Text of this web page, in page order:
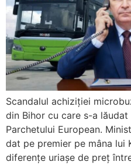
Scandalul achiziției
din Bihor cu care s-a
Parchetului European.
dat pe premier pe mâna lui
diferențe uriașe de preț